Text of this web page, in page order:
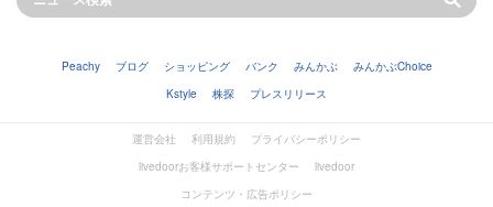
Peachy ブログ ショッピング バンク みんかぶ
みんかぶChoice
Kstyle
株探 プレスリリース
運営会社 利用規約
プライバシーポリシー
livedoorお客様サポートセンター
livedoor
コンテンツ・広告ポリシー